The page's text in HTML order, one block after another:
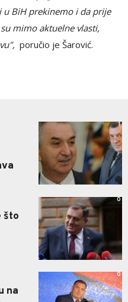
u BiH prekinemo i da prije
mimo aktuelne vlasti,
poručio je Šarović.
1
što
0
na
0